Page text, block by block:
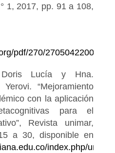
1, 2017, pp. 91 a 108,
pdf/270/27050422005.pdf
Doris Lucía y Hna.
“Mejoramiento
con la aplicación
para el
Revista unimar,
a 30, disponible en
index.php/